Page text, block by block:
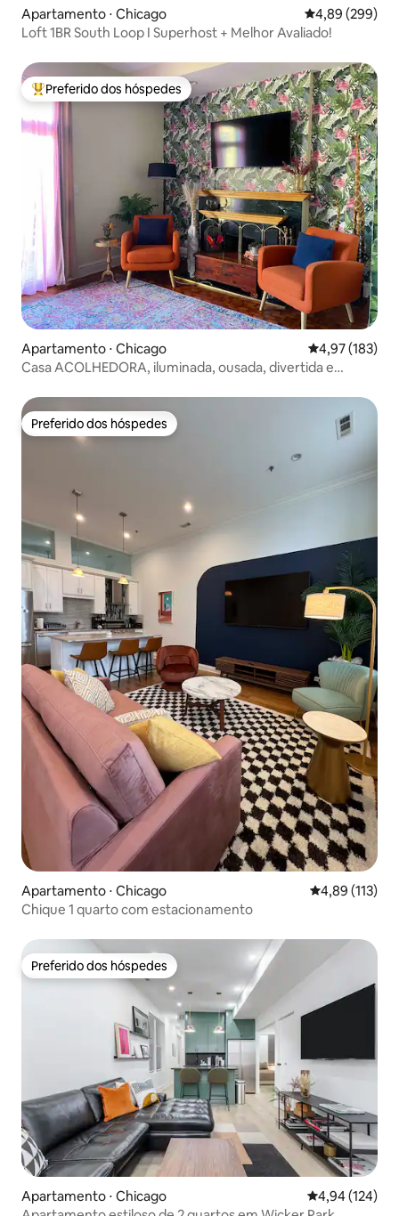
Apartamento ⋅ Chicago 4,89 de uma
4,89 (299)
Loft 1BR South Loop I Superhost + Melhor Avaliado!
Entre os melhores preferidos dos hóspedes
Preferido dos hóspedes
Apartamento ⋅ Chicago 4,97 de uma
4,97 (183)
Casa ACOLHEDORA, iluminada, ousada, divertida e
Preferido dos hóspedes
Preferido dos hóspedes
Apartamento ⋅ Chicago 4,89 de uma
4,89 (113)
Chique 1 quarto com estacionamento
Preferido dos hóspedes
Preferido dos hóspedes
Apartamento ⋅ Chicago 4,94 de uma
4,94 (124)